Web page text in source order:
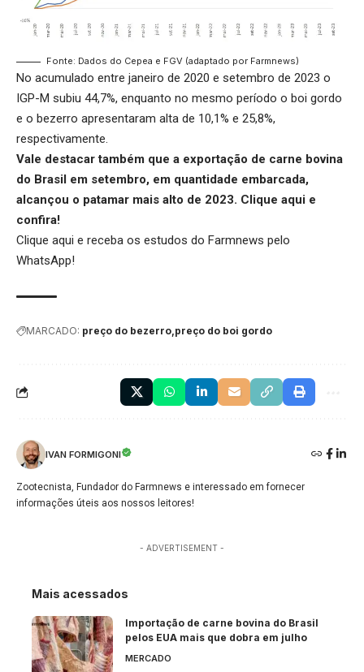
Fonte: Dados do Cepea e FGV (adaptado por Farmnews)
No acumulado entre janeiro de 2020 e setembro de 2023 o
IGP-M subiu 44,7%, enquanto no mesmo período o boi gordo
e o bezerro apresentaram alta de 10,1% e 25,8%,
respectivamente.
Vale destacar também que a exportação de carne bovina
do Brasil em setembro, em quantidade embarcada,
alcançou o patamar mais alto de 2023. Clique aqui e
confira!
Clique aqui e receba os estudos do Farmnews pelo
WhatsApp!
MARCADO: preço do bezerro preço do boi gordo
IVAN FORMIGONI
Zootecnista, Fundador do Farmnews e interessado em fornecer
informações úteis aos nossos leitores!
- ADVERTISEMENT -
Mais acessados
Importação de carne bovina do Brasil
pelos EUA mais que dobra em julho
MERCADO